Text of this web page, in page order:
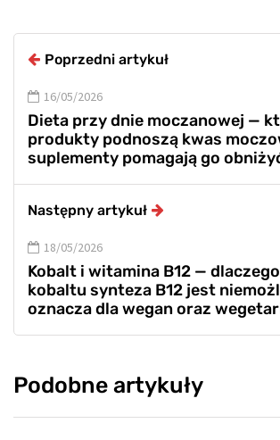
Poprzedni artykuł
16/05/2026
Dieta przy dnie moczanowej —
produkty podnoszą kwas
suplementy pomagają go
Następny artykuł
18/05/2026
Kobalt i witamina B12 —
kobaltu synteza B12 jest
oznacza dla wegan oraz
Podobne artykuły